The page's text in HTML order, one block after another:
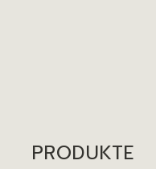
PRODUKTE